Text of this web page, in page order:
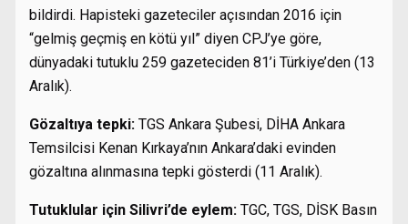
bildirdi. Hapisteki gazeteciler açısından 2016 için
“gelmiş geçmiş en kötü yıl” diyen CPJ’ye göre,
dünyadaki tutuklu 259 gazeteciden 81’i Türkiye’den (13
Aralık).
Gözaltıya tepki: TGS Ankara Şubesi, DİHA Ankara
Temsilcisi Kenan Kırkaya’nın Ankara’daki evinden
gözaltına alınmasına tepki gösterdi (11 Aralık).
Tutuklular için Silivri’de eylem: TGC, TGS, DİSK Basın